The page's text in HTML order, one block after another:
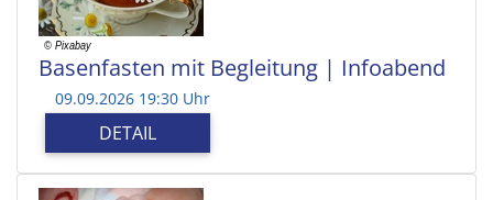
Basenfasten mit Begleitung | Infoabend
09.09.2026 19:30 Uhr
DETAIL